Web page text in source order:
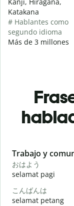
Katakana
# Hablantes como
segundo idioma
Más de 3 millones
Slide 1 of 6
Trabajo y
おはよう
selamat pagi
こんばんは
selamat petang